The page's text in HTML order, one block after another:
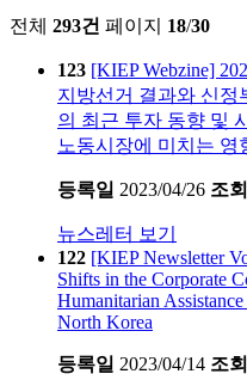
전체 293건 페이지 18/30
123 [KIEP Webzine]
지방선거 결과와 신정
의 최근 투자 동향 및
노동시장에 미치는 영
등록일 2023/04/26 조
뉴스레터 보기
122 [KIEP Newsletter
Shifts in the Corporate
Humanitarian
North Korea
등록일 2023/04/14 조